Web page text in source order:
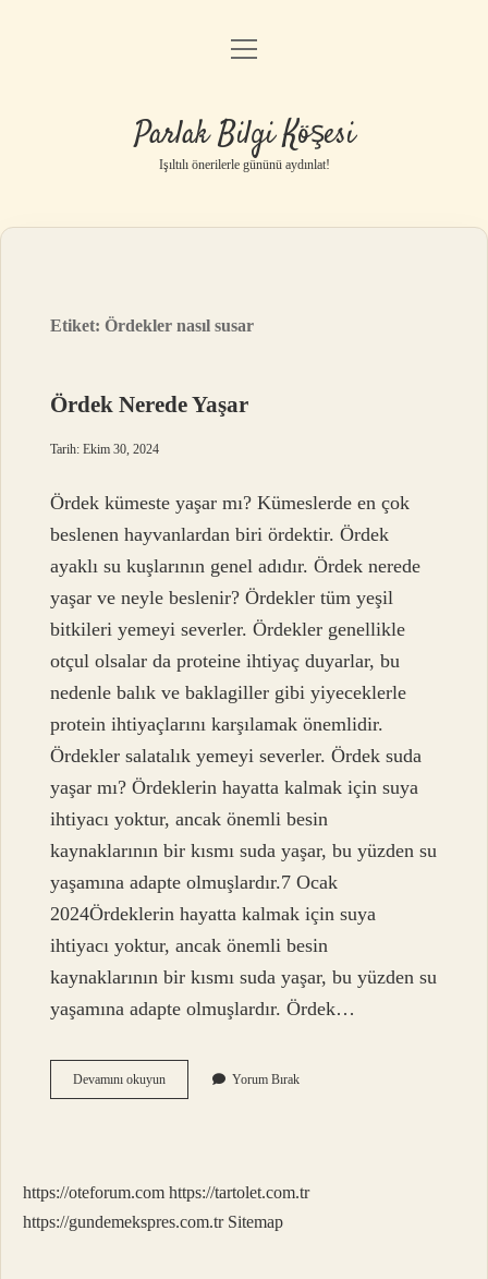
Anasayfa
Yasal Uyarı
menüyü
Parlak Bilgi Köşesi
Işıltılı önerilerle gününü aydınlat!
Etiket:Ördekler nasıl susar
Ördek Nerede Yaşar
Tarih: Ekim 30, 2024
Ördek kümeste yaşar mı? Kümeslerde en çok
beslenen hayvanlardan biri ördektir. Ördek
ayaklı su kuşlarının genel adıdır. Ördek nerede
yaşar ve neyle beslenir? Ördekler tüm yeşil
bitkileri yemeyi severler. Ördekler genellikle
otçul olsalar da proteine ​​ihtiyaç duyarlar, bu
nedenle balık ve baklagiller gibi yiyeceklerle
protein ihtiyaçlarını karşılamak önemlidir.
Ördekler salatalık yemeyi severler. Ördek suda
yaşar mı? Ördeklerin hayatta kalmak için suya
ihtiyacı yoktur, ancak önemli besin
kaynaklarının bir kısmı suda yaşar, bu yüzden su
yaşamına adapte olmuşlardır.7 Ocak
2024Ördeklerin hayatta kalmak için suya
ihtiyacı yoktur, ancak önemli besin
kaynaklarının bir kısmı suda yaşar, bu yüzden su
yaşamına adapte olmuşlardır. Ördek…
Devamını okuyunÖrdek
Nerede
Yorum Bırak
https://oteforum.com https://tartolet.com.tr
https://gundemekspres.com.tr Sitemap